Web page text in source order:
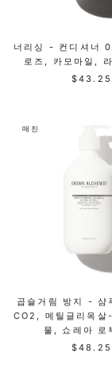
너리싱 - 컨디셔너
로즈, 카모마일,
$43.25
매진
곱슬거림 방지 -
CO2, 메틸글리옥살
물, 쇼레아 로
$48.25